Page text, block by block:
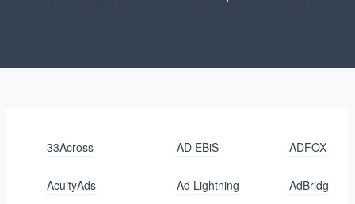
33Across AD EBiS ADFOX
AcuityAds Ad Lightning AdBridg